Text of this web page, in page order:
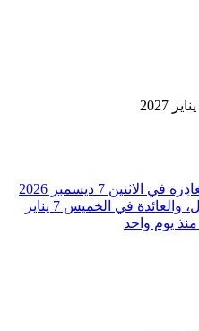
من ⁦سانت جورج⁩ إلى ⁦منطقة ناشفيل⁩، والعائدة في ⁦الخميس 7 يناير